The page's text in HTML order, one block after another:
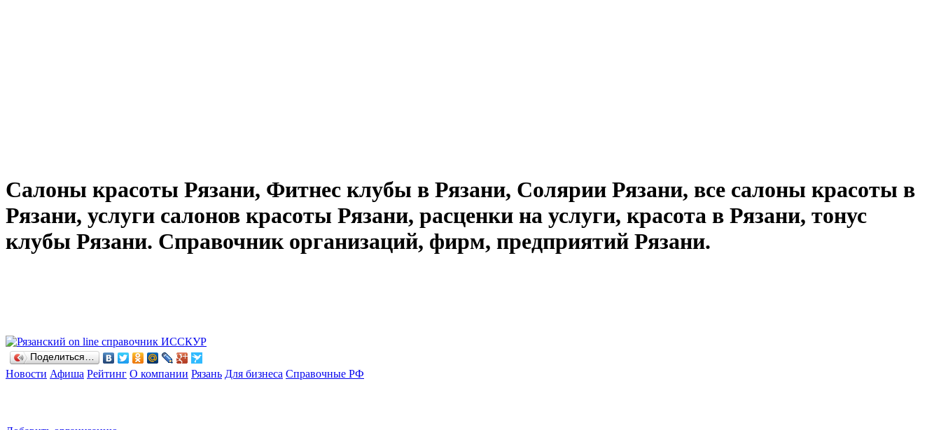
Салоны красоты Рязани, Фитнес клубы в Рязани, Солярии Рязани, все салоны красоты в
Рязани, услуги салонов красоты Рязани, расценки на услуги, красота в Рязани, тонус
клубы Рязани. Справочник организаций, фирм, предприятий Рязани.
Поделиться…
Новости Афиша Рейтинг О компании Рязань Для бизнеса Справочные РФ